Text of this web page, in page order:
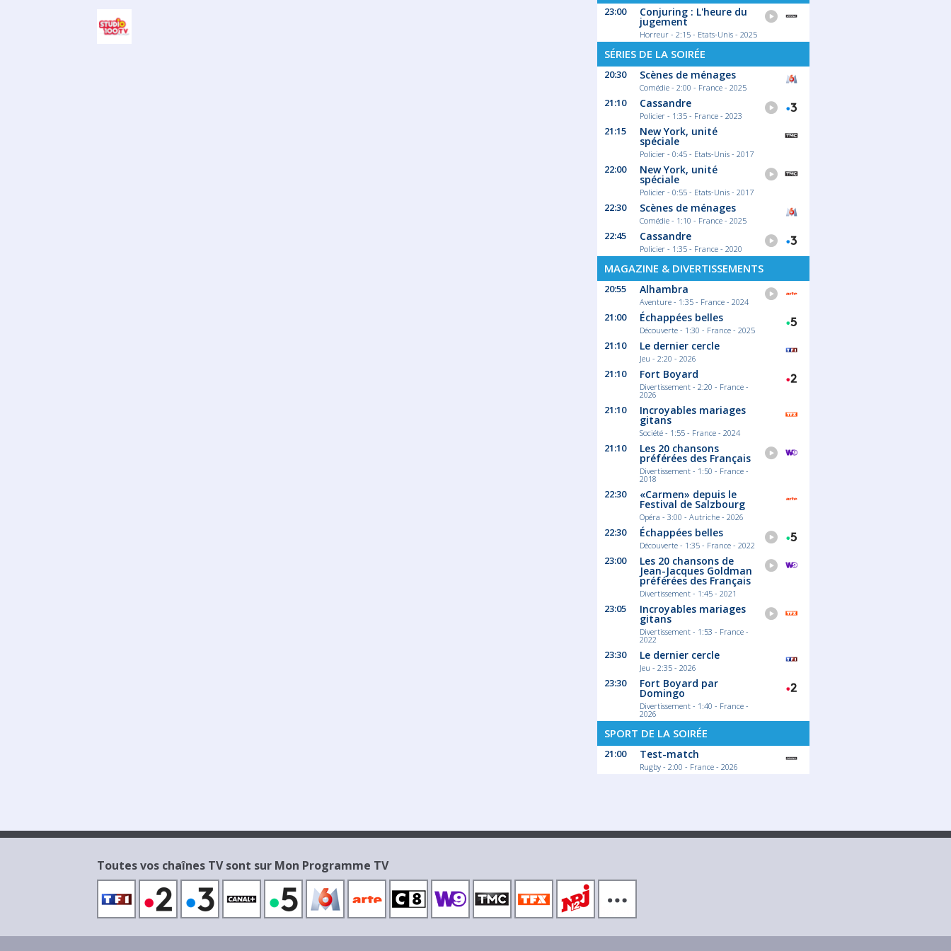
23:00 Conjuring : L'heure du
jugement
Horreur - 2:15 - Etats-Unis - 2025
SÉRIES DE LA SOIRÉE
20:30 Scènes de ménages
Comédie - 2:00 - France - 2025
21:10 Cassandre
Policier - 1:35 - France - 2023
21:15 New York, unité
spéciale
Policier - 0:45 - Etats-Unis - 2017
22:00 New York, unité
spéciale
Policier - 0:55 - Etats-Unis - 2017
22:30 Scènes de ménages
Comédie - 1:10 - France - 2025
22:45 Cassandre
Policier - 1:35 - France - 2020
MAGAZINE & DIVERTISSEMENTS
20:55 Alhambra
Aventure - 1:35 - France - 2024
21:00 Échappées belles
Découverte - 1:30 - France - 2025
21:10 Le dernier cercle
Jeu - 2:20 - 2026
21:10 Fort Boyard
Divertissement - 2:20 - France -
2026
21:10 Incroyables mariages
gitans
Société - 1:55 - France - 2024
21:10 Les 20 chansons
préférées des Français
Divertissement - 1:50 - France -
2018
22:30 «Carmen» depuis le
Festival de Salzbourg
Opéra - 3:00 - Autriche - 2026
22:30 Échappées belles
Découverte - 1:35 - France - 2022
23:00 Les 20 chansons de
Jean-Jacques Goldman
préférées des Français
Divertissement - 1:45 - 2021
23:05 Incroyables mariages
gitans
Divertissement - 1:53 - France -
2022
23:30 Le dernier cercle
Jeu - 2:35 - 2026
23:30 Fort Boyard par
Domingo
Divertissement - 1:40 - France -
2026
SPORT DE LA SOIRÉE
21:00 Test-match
Rugby - 2:00 - France - 2026
Toutes vos chaînes TV sont sur Mon Programme TV